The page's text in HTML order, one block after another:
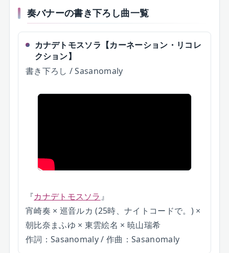
奏バナーの書き下ろし曲一覧
カナデトモスソラ 【カーネーション・リコレ
クション】
書き下ろし / Sasanomaly
『カナデトモスソラ 』
宵崎奏 × 巡音ルカ (25時、ナイトコードで。) ×
朝比奈まふゆ × 東雲絵名 × 暁山瑞希
作詞：Sasanomaly / 作曲：Sasanomaly